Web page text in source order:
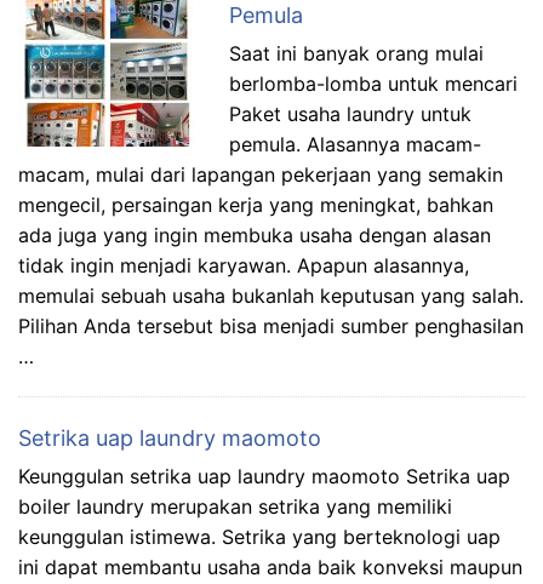
Pemula
Saat ini banyak orang mulai
berlomba-lomba untuk mencari
Paket usaha laundry untuk
pemula. Alasannya macam-
macam, mulai dari lapangan pekerjaan yang semakin
mengecil, persaingan kerja yang meningkat, bahkan
ada juga yang ingin membuka usaha dengan alasan
tidak ingin menjadi karyawan. Apapun alasannya,
memulai sebuah usaha bukanlah keputusan yang salah.
Pilihan Anda tersebut bisa menjadi sumber penghasilan
…
Setrika uap laundry maomoto
Keunggulan setrika uap laundry maomoto Setrika uap
boiler laundry merupakan setrika yang memiliki
keunggulan istimewa. Setrika yang berteknologi uap
ini dapat membantu usaha anda baik konveksi maupun